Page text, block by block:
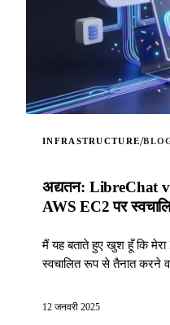
INFRASTRUCTURE/
अद्यतन: LibreChat
AWS EC2 पर
मैं यह बताते हुए खुश हूँ कि
स्वचालित रूप से तैनात करने
ठीक किया जा सके...
12 जनवरी 2025